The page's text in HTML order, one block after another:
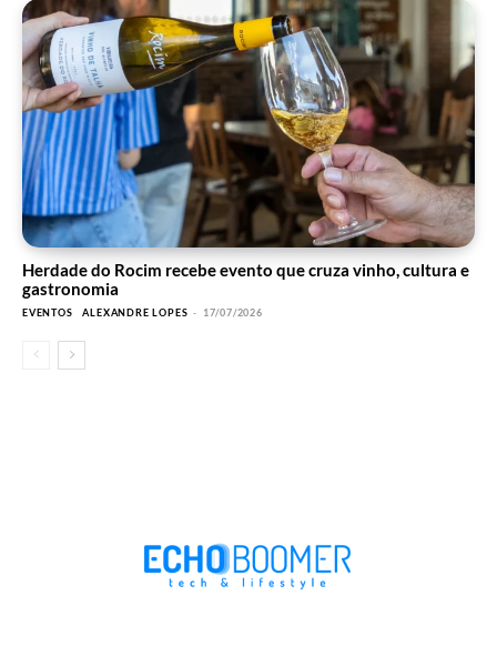
Herdade do Rocim recebe evento que cruza vinho, cultura e
gastronomia
EVENTOS ALEXANDRE LOPES - 17/07/2026